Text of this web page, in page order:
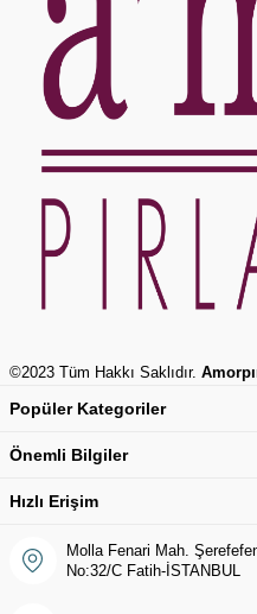
©2023 Tüm Hakkı Saklıdır.
Popüler Kategoriler
Önemli Bilgiler
Hızlı Erişim
Molla Fenari Mah.
No:32/C Fatih-İSTANBUL